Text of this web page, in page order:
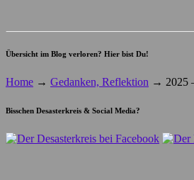
Übersicht im Blog verloren? Hier bist Du!
Home → Gedanken, Reflektion → 2025
Bisschen Desasterkreis & Social Media?